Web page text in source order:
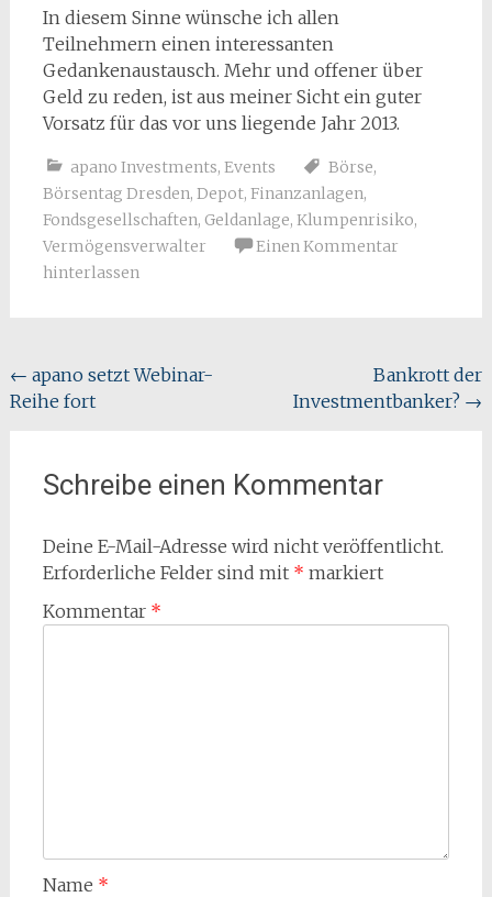
In diesem Sinne wünsche ich allen
Teilnehmern einen interessanten
Gedankenaustausch. Mehr und offener über
Geld zu reden, ist aus meiner Sicht ein guter
Vorsatz für das vor uns liegende Jahr 2013.
apano Investments, Events Börse,
Börsentag Dresden, Depot, Finanzanlagen,
Fondsgesellschaften, Geldanlage, Klumpenrisiko,
Vermögensverwalter
Einen Kommentar
hinterlassen
Beitragsnavigation
← apano setzt Webinar-
Reihe fort
Bankrott der
Investmentbanker? →
Schreibe einen Kommentar
Deine E-Mail-Adresse wird nicht veröffentlicht.
Erforderliche Felder sind mit * markiert
Kommentar *
Name *